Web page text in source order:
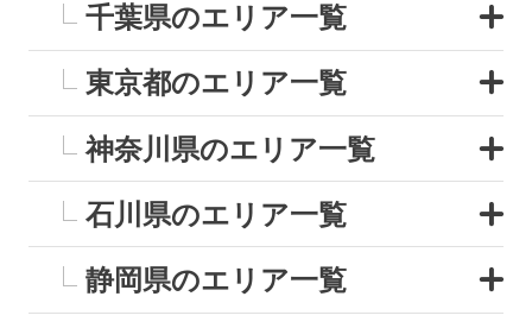
千葉県のエリア一覧
東京都のエリア一覧
神奈川県のエリア一覧
石川県のエリア一覧
静岡県のエリア一覧